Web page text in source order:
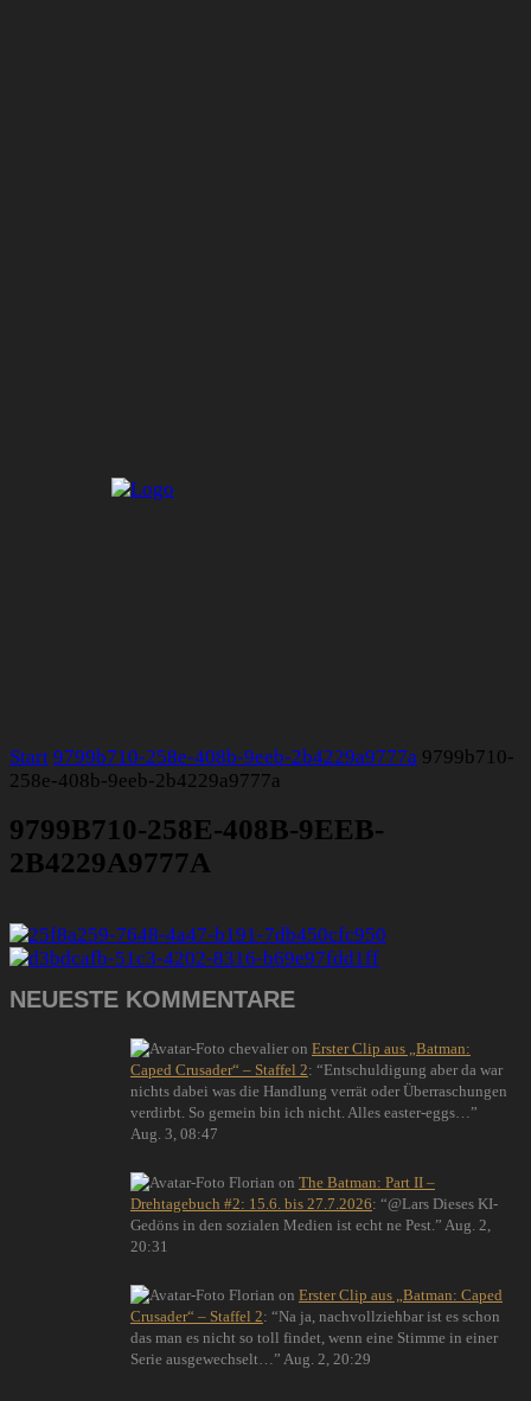
Start 9799b710-258e-408b-9eeb-2b4229a9777a 9799b710-
258e-408b-9eeb-2b4229a9777a
9799B710-258E-408B-9EEB-
2B4229A9777A
NEUESTE KOMMENTARE
chevalier on Erster Clip aus „Batman:
Caped Crusader“ – Staffel 2: “Entschuldigung aber da war
nichts dabei was die Handlung verrät oder Überraschungen
verdirbt. So gemein bin ich nicht. Alles easter-eggs… ”
Aug. 3, 08:47
Florian on The Batman: Part II –
Drehtagebuch #2: 15.6. bis 27.7.2026: “@Lars Dieses KI-
Gedöns in den sozialen Medien ist echt ne Pest. ” Aug. 2,
20:31
Florian on Erster Clip aus „Batman: Caped
Crusader“ – Staffel 2: “Na ja, nachvollziehbar ist es schon
das man es nicht so toll findet, wenn eine Stimme in einer
Serie ausgewechselt… ” Aug. 2, 20:29